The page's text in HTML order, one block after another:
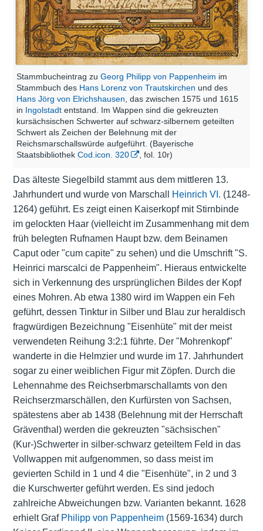
Stammbucheintrag zu Georg Philipp von Pappenheim im
Stammbuch des Hans Lorenz von Trautskirchen und des
Hans Jörg von Elrichshausen , das zwischen 1575 und 1615
in Ingolstadt entstand. Im Wappen sind die gekreuzten
kursächsischen Schwerter auf schwarz-silbernem geteilten
Schwert als Zeichen der Belehnung mit der
Reichsmarschallswürde aufgeführt. (Bayerische
Staatsbibliothek Cod.icon. 320 , fol. 10r)
Das älteste Siegelbild stammt aus dem mittleren 13.
Jahrhundert und wurde von Marschall
Heinrich VI. (1248-
1264) geführt. Es zeigt einen Kaiserkopf mit Stirnbinde
im gelockten Haar (vielleicht im Zusammenhang mit dem
früh belegten Rufnamen Haupt bzw. dem Beinamen
Caput oder "cum capite" zu sehen) und die Umschrift "S.
Heinrici marscalci de Pappenheim". Hieraus entwickelte
sich in Verkennung des ursprünglichen Bildes der Kopf
eines Mohren. Ab etwa 1380 wird im Wappen ein Feh
geführt, dessen Tinktur in Silber und Blau zur heraldisch
fragwürdigen Bezeichnung "Eisenhüte" mit der meist
verwendeten Reihung 3:2:1 führte. Der "Mohrenkopf"
wanderte in die Helmzier und wurde im 17. Jahrhundert
sogar zu einer weiblichen Figur mit Zöpfen. Durch die
Lehennahme des Reichserbmarschallamts von den
Reichserzmarschällen, den Kurfürsten von Sachsen,
spätestens aber ab 1438 (Belehnung mit der Herrschaft
Gräventhal) werden die gekreuzten "sächsischen"
(Kur-)Schwerter in silber-schwarz geteiltem Feld in das
Vollwappen mit aufgenommen, so dass meist im
gevierten Schild in 1 und 4 die "Eisenhüte", in 2 und 3
die Kurschwerter geführt werden. Es sind jedoch
zahlreiche Abweichungen bzw. Varianten bekannt. 1628
erhielt Graf Philipp von Pappenheim(1569-1634) durch